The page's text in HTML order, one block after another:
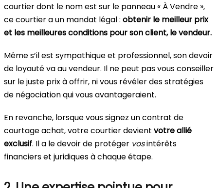
courtier dont le nom est sur le panneau « À Vendre »,
ce courtier a un mandat légal : obtenir le meilleur prix
et les meilleures conditions pour son client, le vendeur.
Même s’il est sympathique et professionnel, son devoir
de loyauté va au vendeur. Il ne peut pas vous conseiller
sur le juste prix à offrir, ni vous révéler des stratégies
de négociation qui vous avantageraient.
En revanche, lorsque vous signez un contrat de
courtage achat, votre courtier devient votre allié
exclusif. Il a le devoir de protéger vosintérêts
financiers et juridiques à chaque étape.